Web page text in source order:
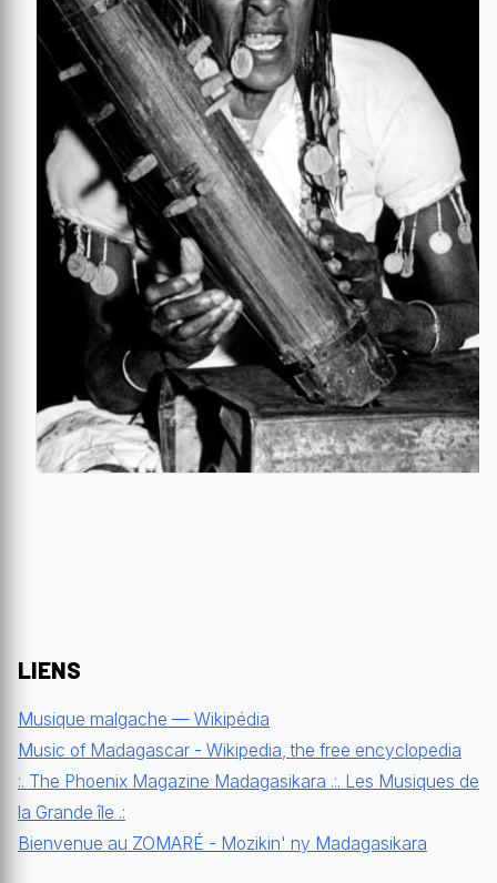
LIENS
Musique malgache — Wikipédia
Music of Madagascar - Wikipedia, the free encyclopedia
:. The Phoenix Magazine Madagasikara .:. Les Musiques de
la Grande île .:
Bienvenue au ZOMARÉ - Mozikin' ny Madagasikara